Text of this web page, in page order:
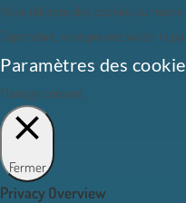
Nous utilisons des cookies sur
Cependant, vous pouvez visiter la
Paramètres des
Manage consent
Fermer
Privacy Overview